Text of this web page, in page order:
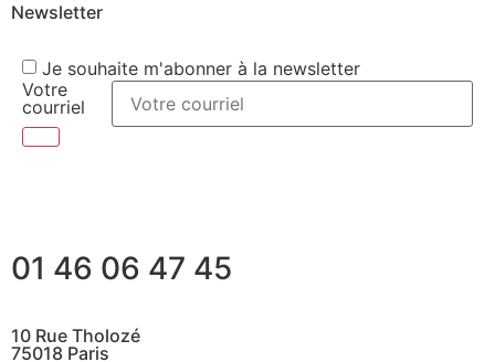
Newsletter
Je souhaite m'abonner à la newsletter
Votre
courriel
01 46 06 47 45
10 Rue Tholozé
75018 Paris